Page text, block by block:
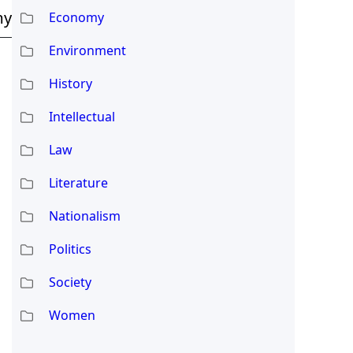
Economy
Environment
History
Intellectual
Law
Literature
Nationalism
Politics
Society
Women